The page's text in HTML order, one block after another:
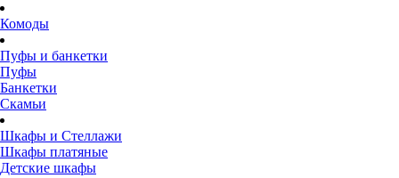
Комоды
Пуфы и банкетки
Пуфы
Банкетки
Скамьи
Шкафы и Стеллажи
Шкафы платяные
Детские шкафы